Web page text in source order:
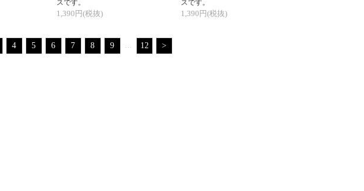
スです。
1,390円(税抜)
スです。
1,390円(税抜)
4 5 6 7 8 9 12 >